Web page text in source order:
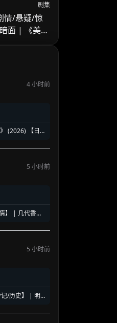
剧集
情/悬疑/惊
面 | 《美国
4 小时前
(2026) 【日
5 小时前
】 | 几代香港
5 小时前
记/历史】 | 明